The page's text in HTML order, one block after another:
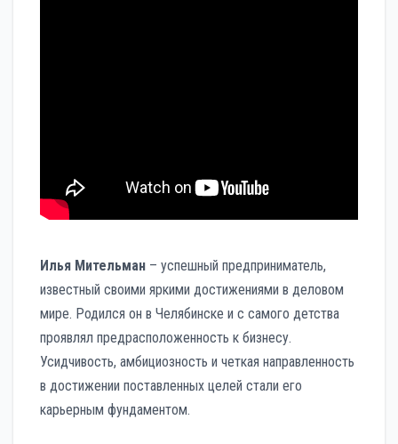
Илья Мительман – успешный предприниматель,
известный своими яркими достижениями в деловом
мире. Родился он в Челябинске и с самого детства
проявлял предрасположенность к бизнесу.
Усидчивость, амбициозность и четкая направленность
в достижении поставленных целей стали его
карьерным фундаментом.